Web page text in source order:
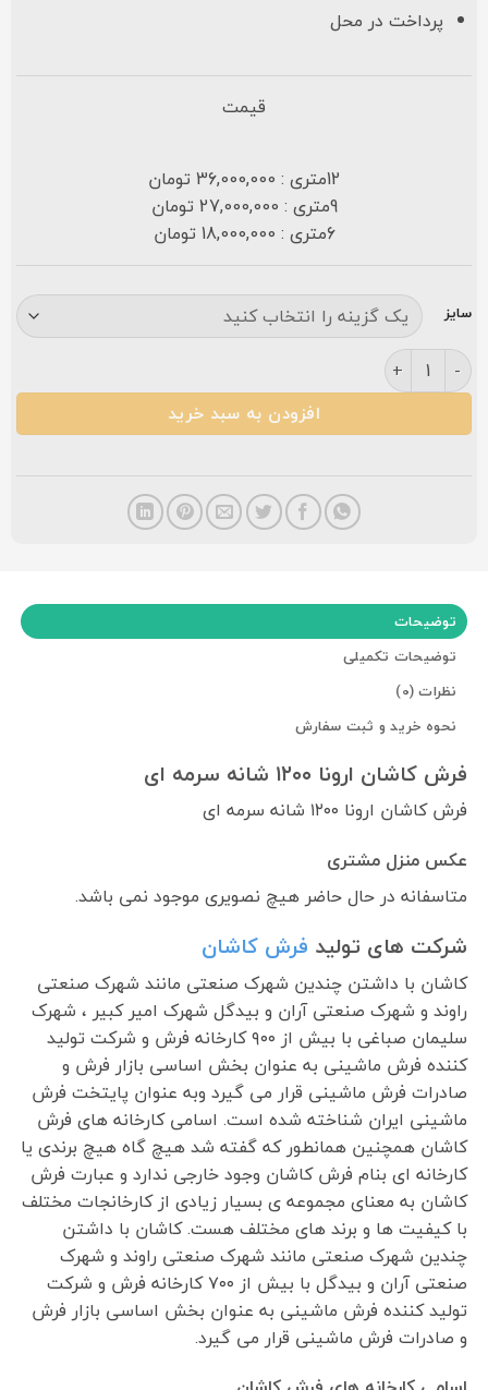
پرداخت در محل
قیمت
12متری : 36,000,000 تومان
9متری : 27,000,000 تومان
6متری : 18,000,000 تومان
سایز
فرش ارونا ۱۲۰۰ شانه سرمه ای گلبرجسته عدد
افزودن به سبد خرید
توضیحات
توضیحات تکمیلی
نظرات (0)
نحوه خرید و ثبت سفارش
فرش کاشان ارونا ۱۲۰۰ شانه سرمه ای
فرش کاشان ارونا ۱۲۰۰ شانه سرمه ای
عکس منزل مشتری
متاسفانه در حال حاضر هیچ نصویری موجود نمی باشد.
شرکت های تولید فرش کاشان
کاشان با داشتن چندین شهرک صنعتی مانند شهرک صنعتی
راوند و شهرک صنعتی آران و بیدگل شهرک امیر کبیر ، شهرک
سلیمان صباغی با بیش از ۹۰۰ کارخانه فرش و شرکت تولید
کننده فرش ماشینی به عنوان بخش اساسی بازار فرش و
صادرات فرش ماشینی قرار می گیرد وبه عنوان پایتخت فرش
ماشینی ایران شناخته شده است. اسامی کارخانه های فرش
کاشان همچنین همانطور که گفته شد هیچ گاه هیچ برندی یا
کارخانه ای بنام فرش کاشان وجود خارجی ندارد و عبارت فرش
کاشان به معنای مجموعه ی بسیار زیادی از کارخانجات مختلف
با کیفیت ها و برند های مختلف هست. کاشان با داشتن
چندین شهرک صنعتی مانند شهرک صنعتی راوند و شهرک
صنعتی آران و بیدگل با بیش از ۷۰۰ کارخانه فرش و شرکت
تولید کننده فرش ماشینی به عنوان بخش اساسی بازار فرش
و صادرات فرش ماشینی قرار می گیرد.